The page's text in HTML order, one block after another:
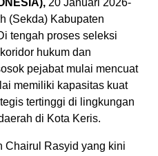
20 Januari 2026-
(Sekda) Kabupaten
tengah proses seleksi
hukum dan
pejabat mulai mencuat
memiliki kapasitas kuat
tertinggi di lingkungan
di Kota Keris.
Chairul Rasyid yang kini